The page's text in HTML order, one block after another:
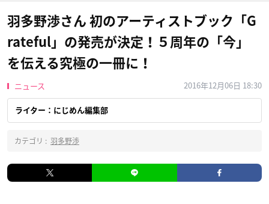
羽多野渉さん 初のアーティストブック「G
rateful」の発売が決定！５周年の「今」
を伝える究極の一冊に！
ニュース 2016年12月06日 18:30
ライター：にじめん編集部
カテゴリ : 羽多野渉